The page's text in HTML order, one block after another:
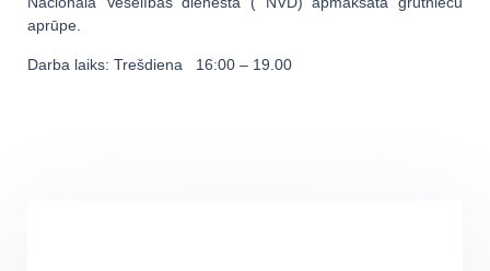
aprūpe.
Darba laiks: Trešdiena 16:00 – 19.00